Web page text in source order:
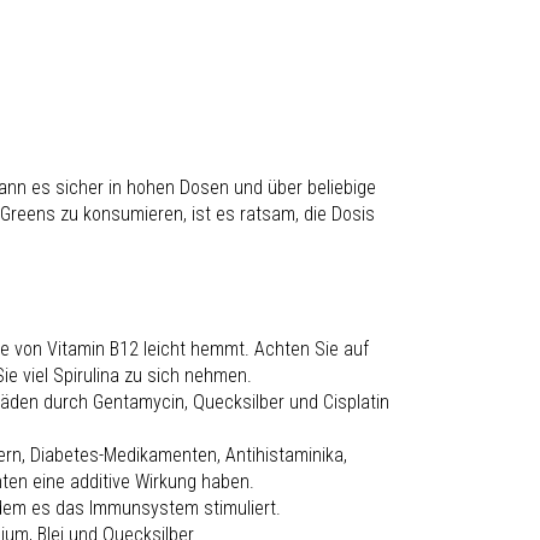
es sicher in hohen Dosen und über beliebige
zu konsumieren, ist es ratsam, die Dosis
von Vitamin B12 leicht hemmt. Achten Sie auf
viel Spirulina zu sich nehmen.
durch Gentamycin, Quecksilber und Cisplatin
Diabetes-Medikamenten, Antihistaminika,
eine additive Wirkung haben.
es das Immunsystem stimuliert.
Blei und Quecksilber.